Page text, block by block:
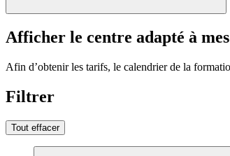
Afficher le centre adapté à
Afin d’obtenir les tarifs, le calendrier de la
Filtrer
Tout effacer